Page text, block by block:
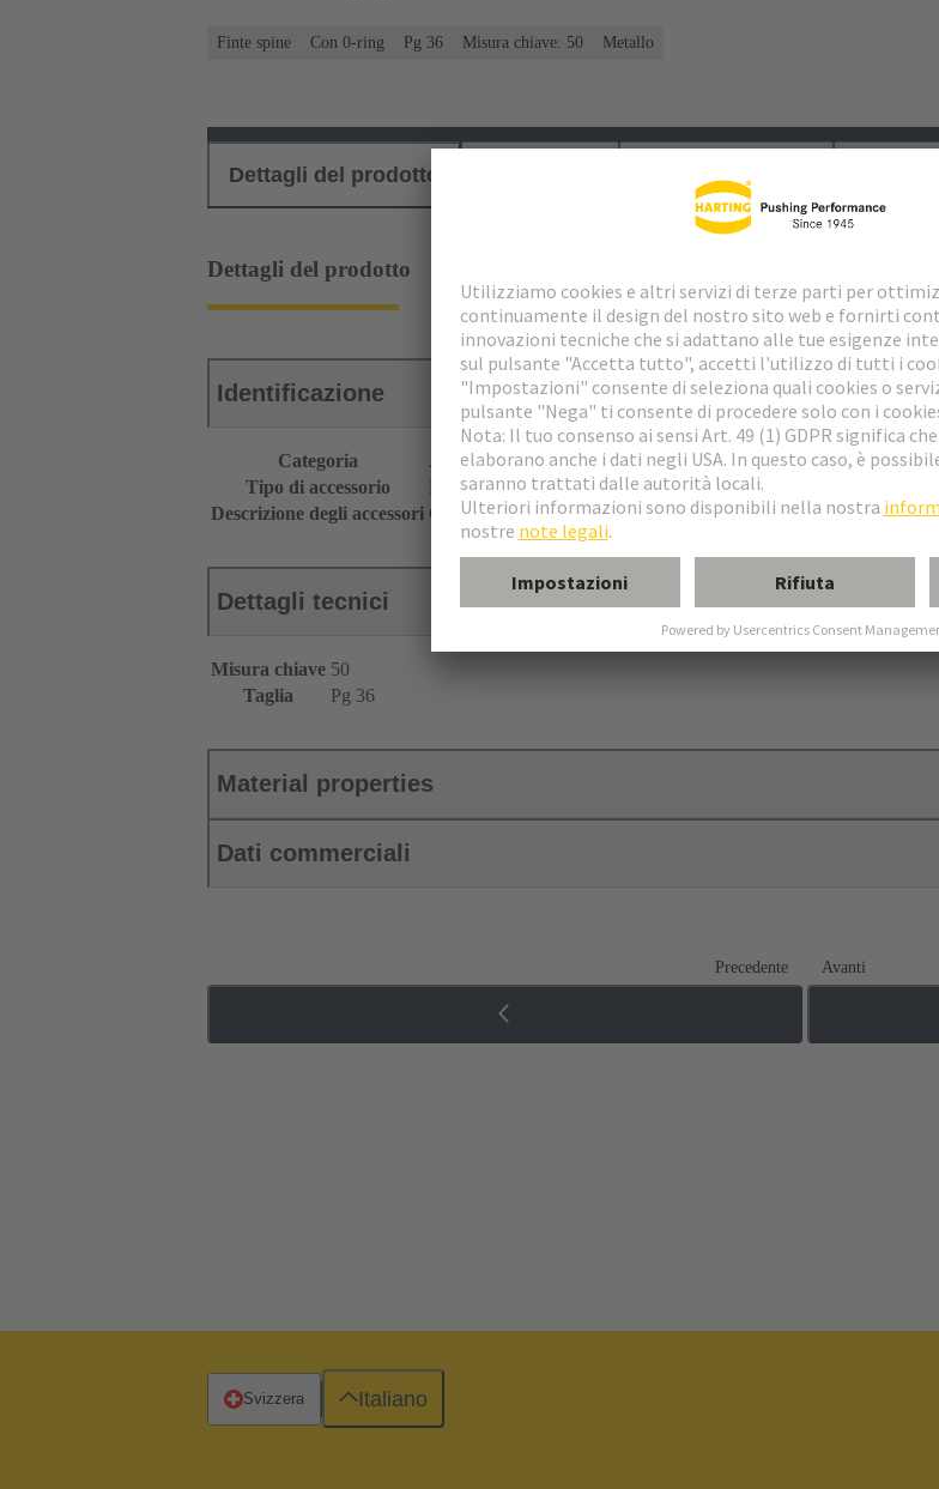
Finte spine Con 0-ring Pg 36 Misura chiave: 50 Metallo
Dettagli del prodotto Prodotti abbinati
Dettagli del prodotto
Identificazione
Categoria
Accessori
Tipo di accessorio
Finte spine
Descrizione degli accessori Con 0-ring
Dettagli tecnici
Misura chiave 50
Taglia
Pg 36
Material properties
Dati commerciali
Precedente Avanti
Svizzera Italiano